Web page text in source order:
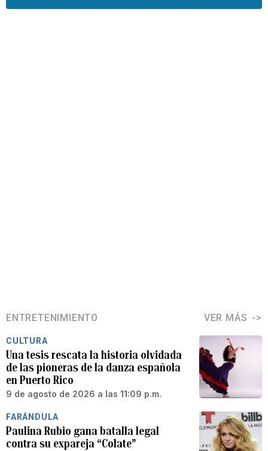
ENTRETENIMIENTO VER MÁS
CULTURA
Una tesis rescata la historia olvidada
de las pioneras de la danza española
en Puerto Rico
9 de agosto de 2026 a las 11:09 p.m.
FARÁNDULA
Paulina Rubio gana batalla legal
contra su expareja “Colate”